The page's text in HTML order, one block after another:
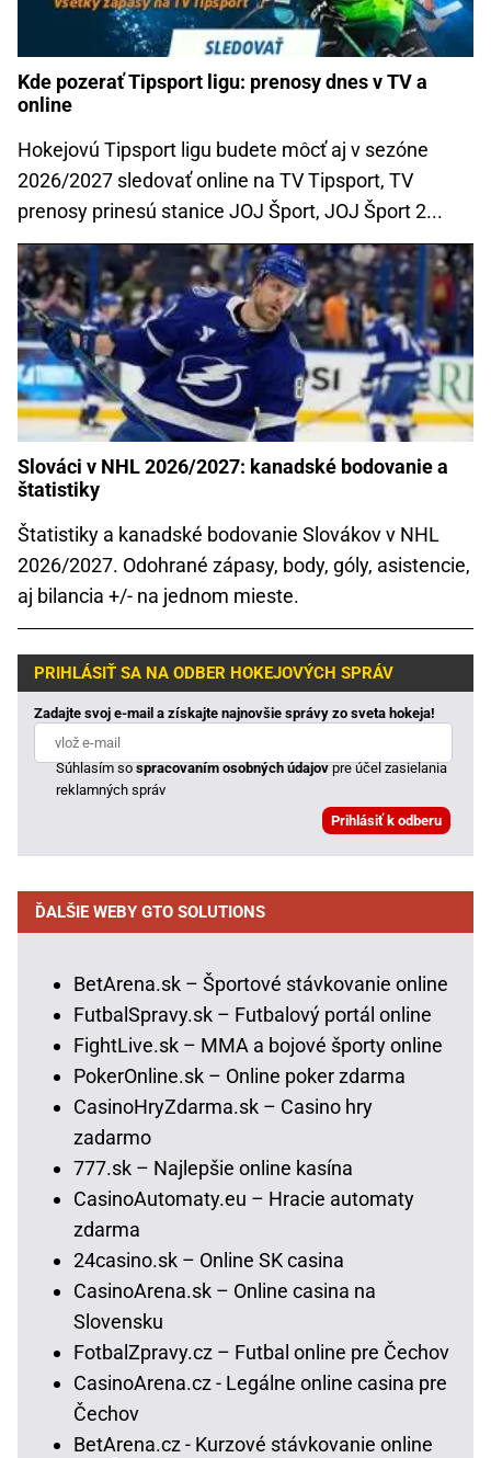
Kde pozerať Tipsport ligu: prenosy dnes v TV a
online
Hokejovú Tipsport ligu budete môcť aj v sezóne
2026/2027 sledovať online na TV Tipsport, TV
prenosy prinesú stanice JOJ Šport, JOJ Šport 2...
Slováci v NHL 2026/2027: kanadské bodovanie a
štatistiky
Štatistiky a kanadské bodovanie Slovákov v NHL
2026/2027. Odohrané zápasy, body, góly, asistencie,
aj bilancia +/- na jednom mieste.
PRIHLÁSIŤ SA NA ODBER HOKEJOVÝCH SPRÁV
Zadajte svoj e-mail a získajte najnovšie správy zo sveta hokeja!
Súhlasím sospracovaním osobných údajovpre účel zasielania
reklamných správ
ĎALŠIE WEBY GTO SOLUTIONS
BetArena.sk – Športové stávkovanie online
FutbalSpravy.sk – Futbalový portál online
FightLive.sk – MMA a bojové športy online
PokerOnline.sk – Online poker zdarma
CasinoHryZdarma.sk – Casino hry
zadarmo
777.sk – Najlepšie online kasína
CasinoAutomaty.eu – Hracie automaty
zdarma
24casino.sk – Online SK casina
CasinoArena.sk – Online casina na
Slovensku
FotbalZpravy.cz – Futbal online pre Čechov
CasinoArena.cz - Legálne online casina pre
Čechov
BetArena.cz - Kurzové stávkovanie online